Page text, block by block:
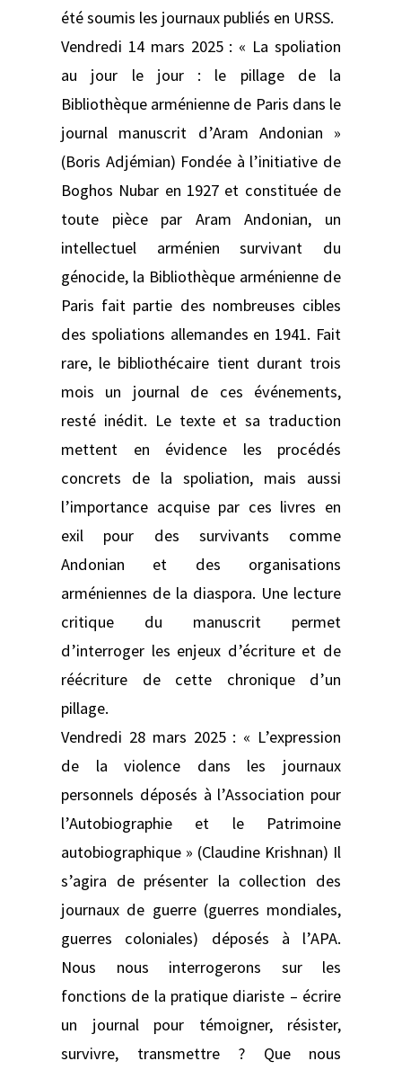
été soumis les journaux publiés en URSS.
Vendredi 14 mars 2025 : « La spoliation
au jour le jour : le pillage de la
Bibliothèque arménienne de Paris dans le
journal manuscrit d’Aram Andonian »
(Boris Adjémian) Fondée à l’initiative de
Boghos Nubar en 1927 et constituée de
toute pièce par Aram Andonian, un
intellectuel arménien survivant du
génocide, la Bibliothèque arménienne de
Paris fait partie des nombreuses cibles
des spoliations allemandes en 1941. Fait
rare, le bibliothécaire tient durant trois
mois un journal de ces événements,
resté inédit. Le texte et sa traduction
mettent en évidence les procédés
concrets de la spoliation, mais aussi
l’importance acquise par ces livres en
exil pour des survivants comme
Andonian et des organisations
arméniennes de la diaspora. Une lecture
critique du manuscrit permet
d’interroger les enjeux d’écriture et de
réécriture de cette chronique d’un
pillage.
Vendredi 28 mars 2025 : « L’expression
de la violence dans les journaux
personnels déposés à l’Association pour
l’Autobiographie et le Patrimoine
autobiographique » (Claudine Krishnan) Il
s’agira de présenter la collection des
journaux de guerre (guerres mondiales,
guerres coloniales) déposés à l’APA.
Nous nous interrogerons sur les
fonctions de la pratique diariste – écrire
un journal pour témoigner, résister,
survivre, transmettre ? Que nous